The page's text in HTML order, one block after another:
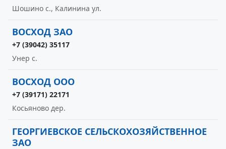
Шошино с., Калинина ул.
ВОСХОД ЗАО
+7 (39042) 35117
Унер с.
ВОСХОД ООО
+7 (39171) 22171
Косьяново дер.
ГЕОРГИЕВСКОЕ СЕЛЬСКОХОЗЯЙСТВЕННОЕ
ЗАО